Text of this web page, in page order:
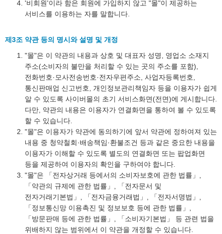
'비회원'이라 함은 회원에 가입하지 않고 "몰"이 제공하는
서비스를 이용하는 자를 말합니다.
제3조 약관 등의 명시와 설명 및 개정
"몰"은 이 약관의 내용과 상호 및 대표자 성명, 영업소 소재지
주소(소비자의 불만을 처리할 수 있는 곳의 주소를 포함),
전화번호·모사전송번호·전자우편주소, 사업자등록번호,
통신판매업 신고번호, 개인정보관리책임자 등을 이용자가 쉽게
알 수 있도록 사이버몰의 초기 서비스화면(전면)에 게시합니다.
다만, 약관의 내용은 이용자가 연결화면을 통하여 볼 수 있도록
할 수 있습니다.
"몰"은 이용자가 약관에 동의하기에 앞서 약관에 정하여져 있는
내용 중 청약철회·배송책임·환불조건 등과 같은 중요한 내용을
이용자가 이해할 수 있도록 별도의 연결화면 또는 팝업화면
등을 제공하여 이용자의 확인을 구하여야 합니다.
"몰"은 「전자상거래 등에서의 소비자보호에 관한 법률」,
「약관의 규제에 관한 법률」, 「전자문서 및
전자거래기본법」, 「전자금융거래법」, 「전자서명법」,
「정보통신망 이용촉진 및 정보보호 등에 관한 법률」,
「방문판매 등에 관한 법률」, 「소비자기본법」 등 관련 법을
위배하지 않는 범위에서 이 약관을 개정할 수 있습니다.